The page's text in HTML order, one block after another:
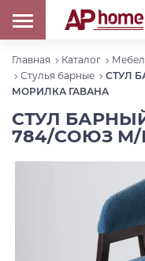
Главная Каталог
Стулья барные
СТУЛ
МОРИЛКА ГАВАНА
СТУЛ
784/СОЮЗ